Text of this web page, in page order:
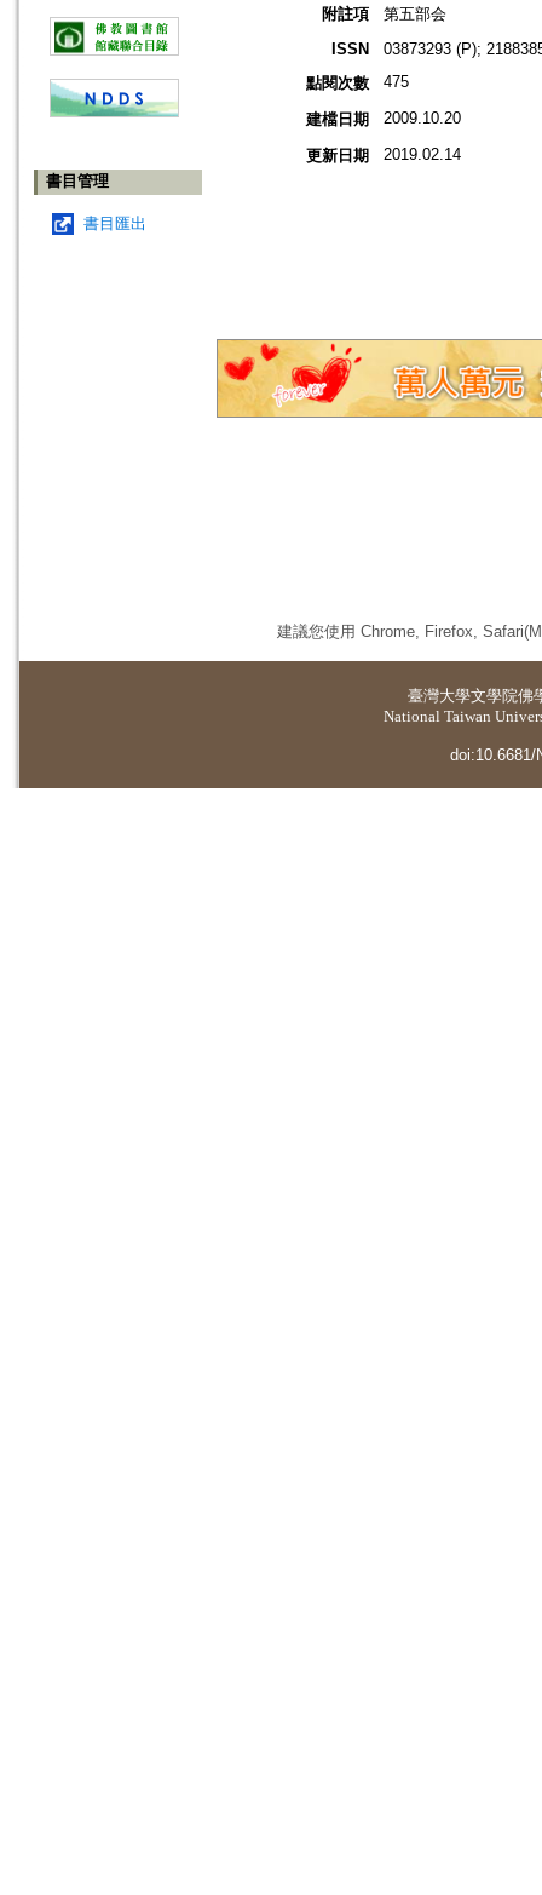
書目管理
書目匯出
附註項
第五部会
ISSN
03873293 (P);
點閱次數
475
建檔日期 2009.10.20
更新日期 2019.02.14
建議您使用 Chrome, Firefox,
臺灣大學文學院佛
National Taiwan
doi:10.6681/